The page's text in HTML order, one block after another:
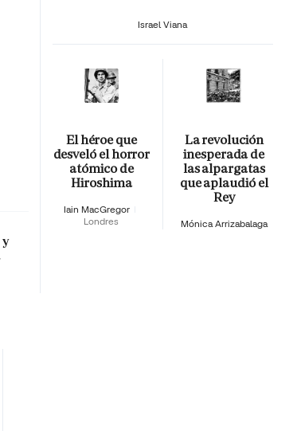
Israel Viana
El héroe que
desveló el horror
atómico de
Hiroshima
Iain MacGregor
Londres
La revolución
inesperada de
las alpargatas
que aplaudió el
Rey
Mónica Arrizabalaga